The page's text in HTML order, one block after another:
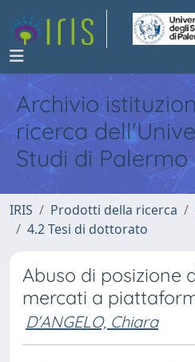
Archivio
ricerca
Studi di Palermo
IRIS Prodotti della ricerca
4.2 Tesi di dottorato
Abuso di posizione
mercati a
D'ANGELO, Chiara